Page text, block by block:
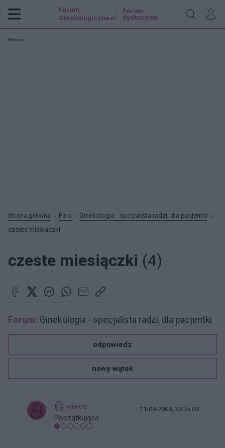
Forum
Ginekologiczne .pl
Forum
dyskusyjne
Reklama:
Strona główna Fora
Ginekologia - specjalista radzi, dla pacjentki
czeste miesiączki
czeste miesiączki (4)
Forum: Ginekologia - specjalista radzi, dla pacjentki
odpowiedz
nowy wątek
wiwos
Początkująca
11-09-2009, 20:35:00